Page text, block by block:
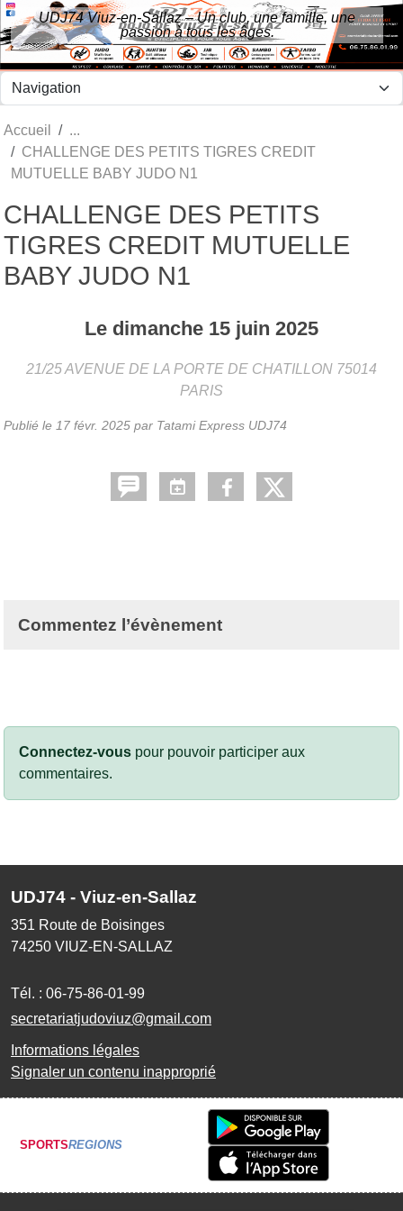
UDJ74 Viuz-en-Sallaz – Un club, une famille, une
passion à tous les âges.
Accueil
CHALLENGE DES PETITS TIGRES CREDIT
MUTUELLE BABY JUDO N1
CHALLENGE DES PETITS
TIGRES CREDIT MUTUELLE
BABY JUDO N1
Le dimanche 15 juin 2025
21/25 AVENUE DE LA PORTE DE CHATILLON 75014
PARIS
Publié le 17 févr. 2025 par Tatami Express UDJ74
Commentez l’évènement
Connectez-vous pour pouvoir participer aux
commentaires.
UDJ74 - Viuz-en-Sallaz
351 Route de Boisinges
74250 VIUZ-EN-SALLAZ
Tél. : 06-75-86-01-99
secretariatjudoviuz@gmail.com
Informations légales
Signaler un contenu inapproprié
SPORTSREGIONS
Panneau de gestion des cookies